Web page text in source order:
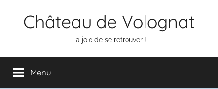
Château de Volognat
La joie de se retrouver !
Menu